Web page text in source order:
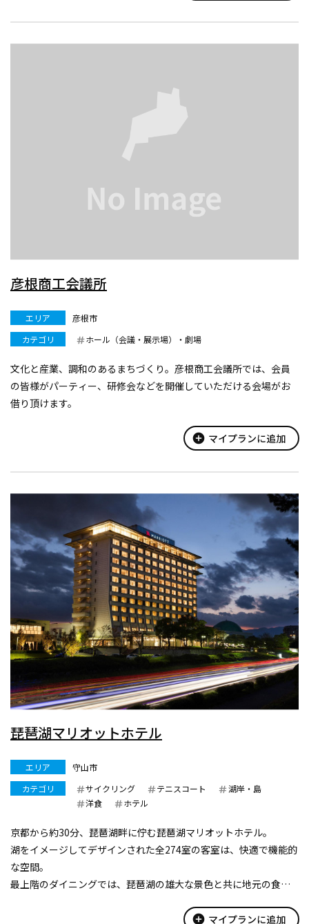
彦根商工会議所
エリア
彦根市
カテゴリ
ホール（会議・展示場）・劇場
文化と産業、調和のあるまちづくり。彦根商工会議所では、会員
の皆様がパーティー、研修会などを開催していただける会場がお
借り頂けます。
add_circle マイプランに追加
琵琶湖マリオットホテル
エリア
守山市
カテゴリ
サイクリング テニスコート
湖岸・島
洋食
ホテル
京都から約30分、琵琶湖畔に佇む琵琶湖マリオットホテル。
湖をイメージしてデザインされた全274室の客室は、快適で機能的
な空間。
最上階のダイニングでは、琵琶湖の雄大な景色と共に地元の食材
敷地内にはプールやテニスなどの多彩なアクティビティもご用
add_circle マイプランに追加